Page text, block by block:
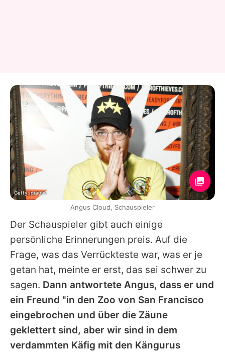
Der Schauspieler gibt auch einige
persönliche Erinnerungen preis. Auf die
Frage, was das Verrückteste war, was er je
getan hat, meinte er erst, das sei schwer zu
sagen. Dann antwortete Angus, dass er und
ein Freund "in den Zoo von San Francisco
eingebrochen und über die Zäune
geklettert sind, aber wir sind in dem
verdammten Käfig mit den Kängurus
Getty Images
Angus Cloud, Schauspieler